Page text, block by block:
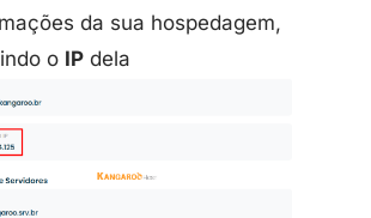
da sua hospedagem,
o IP dela